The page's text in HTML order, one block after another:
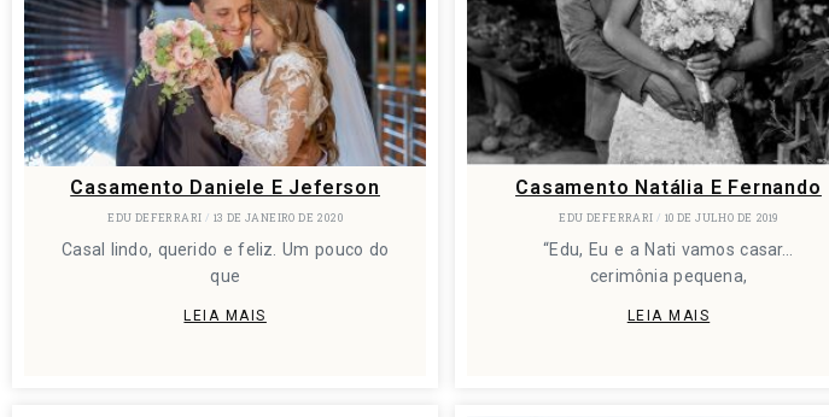
Casamento Daniele E Jeferson
EDU DEFERRARI 13 DE JANEIRO DE 2020
Casal lindo, querido e feliz. Um pouco do
que
LEIA MAIS
Casamento Natália E Fernando
EDU DEFERRARI 10 DE JULHO DE 2019
“Edu, Eu e a Nati vamos casar…
cerimônia pequena,
LEIA MAIS